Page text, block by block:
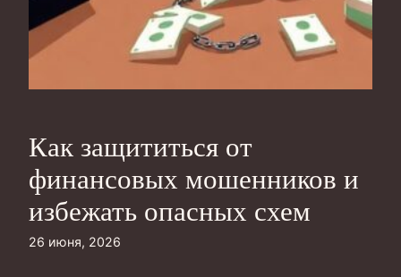
Как защититься от
финансовых мошенников и
избежать опасных схем
26 июня, 2026